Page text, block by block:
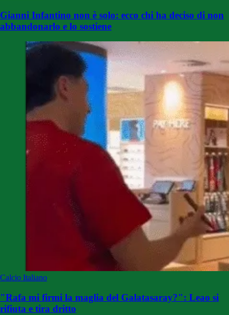
Gianni Infantino non è solo: ecco chi ha deciso di non
abbandonarlo e lo sostiene
Calcio Italiano
"Rafa mi firmi la maglia del Galatasaray?": Leao si
rifiuta e tira dritto